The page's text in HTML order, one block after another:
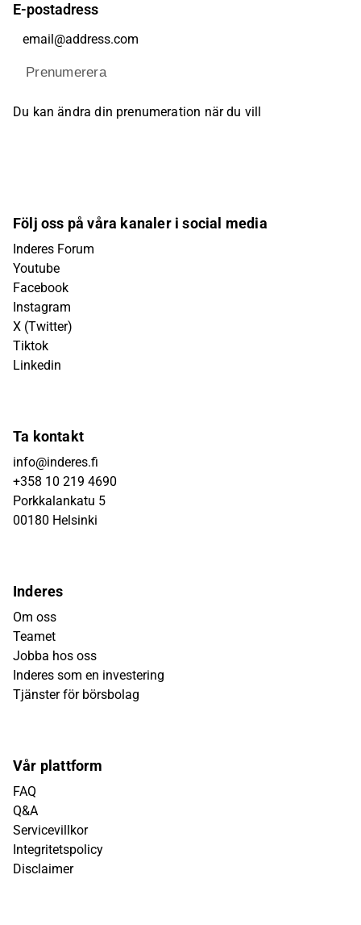
E-postadress
Prenumerera
Du kan ändra din prenumeration när du vill
Följ oss på våra kanaler i social media
Inderes Forum
Youtube
Facebook
Instagram
X (Twitter)
Tiktok
Linkedin
Ta kontakt
info@inderes.fi
+358 10 219 4690
Porkkalankatu 5
00180 Helsinki
Inderes
Om oss
Teamet
Jobba hos oss
Inderes som en investering
Tjänster för börsbolag
Vår plattform
FAQ
Q&A
Servicevillkor
Integritetspolicy
Disclaimer